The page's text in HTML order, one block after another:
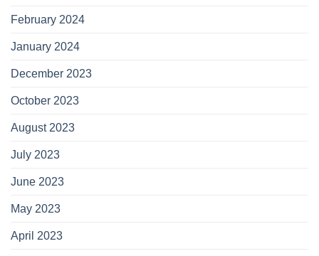
February 2024
January 2024
December 2023
October 2023
August 2023
July 2023
June 2023
May 2023
April 2023